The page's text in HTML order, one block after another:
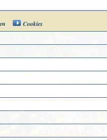
Cookies